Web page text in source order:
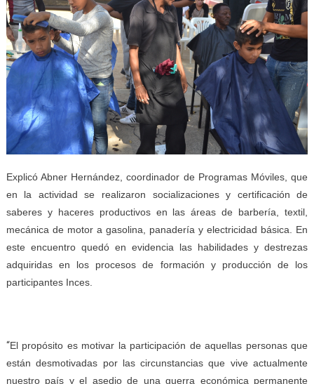
Explicó Abner Hernández, coordinador de Programas Móviles, que
en la actividad se realizaron socializaciones y certificación de
saberes y haceres productivos en las áreas de barbería, textil,
mecánica de motor a gasolina, panadería y electricidad básica. En
este encuentro quedó en evidencia las habilidades y destrezas
adquiridas en los procesos de formación y producción de los
participantes Inces.
“El propósito es motivar la participación de aquellas personas que
están desmotivadas por las circunstancias que vive actualmente
nuestro país y el asedio de una guerra económica permanente